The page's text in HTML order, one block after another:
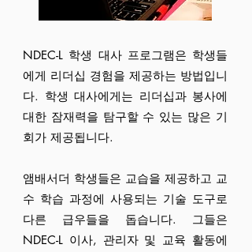
NDEC-L 학생 대사 프로그램은 학생들
에게 리더십 경험을 제공하는 방법입니
다. 학생 대사에게는 리더십과 봉사에
대한 잠재력을 탐구할 수 있는 많은 기
회가 제공됩니다.
앰배서더 학생들은 교습을 제공하고 교
수 학습 과정에 사용되는 기술 도구로
다른 급우들을 돕습니다. 그들은
NDEC-L 이사, 관리자 및 교육 활동에